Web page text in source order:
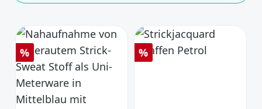
Rabatt
% Rabatt
%